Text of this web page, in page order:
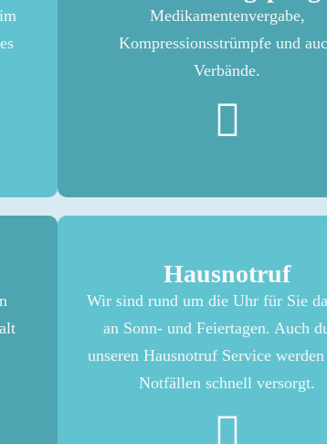
Medikamentenvergabe,
Kompressionsstrümpfe und
Verbände.
Hausnotruf
Wir sind rund um die Uhr für Sie
an Sonn- und Feiertagen. Auch
unseren Hausnotruf Service
Notfällen schnell versorgt.